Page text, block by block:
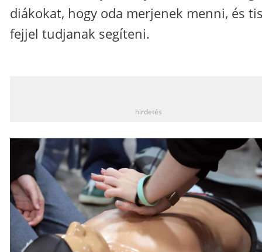
diákokat, hogy oda merjenek menni, és
fejjel tudjanak segíteni.
hirdetés